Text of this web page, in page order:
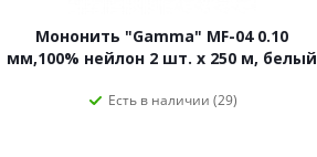
Мононить "Gamma" MF-04 0.10
мм,100% нейлон 2 шт. х 250 м, белый
Есть в наличии (29)